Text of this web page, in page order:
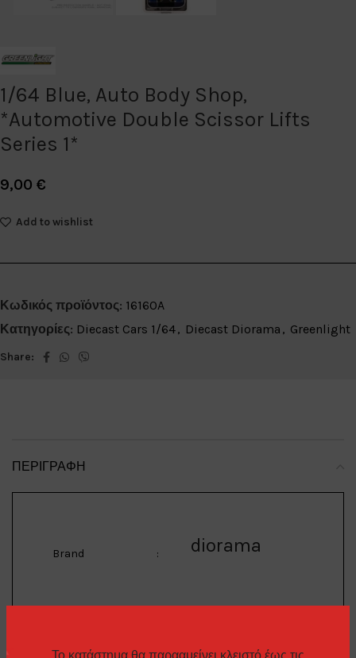
1/64 Blue, Auto Body Shop,
*Automotive Double Scissor Lifts
Series 1*
9,00 €
Add to wishlist
Κωδικός προϊόντος: 16160A
Κατηγορίες: Diecast Cars 1/64, Diecast Diorama , Greenlight
Share:
ΠΕΡΙΓΡΑΦΉ
Brand : diorama